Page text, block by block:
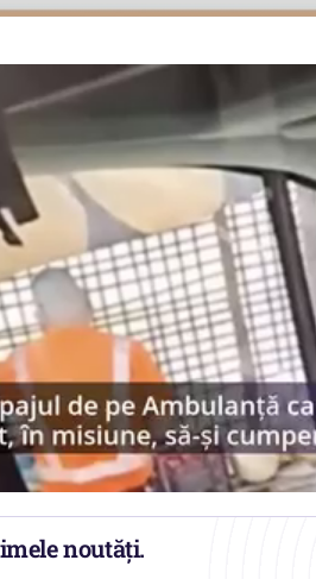
noutăți.